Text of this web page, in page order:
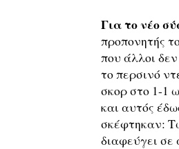
Για το νέο
προπονητής
που άλλοι
το περσινό
σκορ στο 1-1
και αυτός
σκέφτηκαν:
διαφεύγει σε